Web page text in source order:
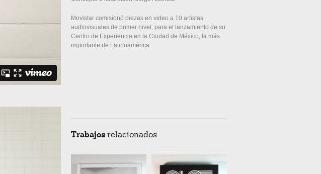
Movistar comisionó piezas en video a 10 artistas
audiovisuales de primer nivel, para el lanzamiento de su
Centro de Experiencia en la Ciudad de México, la más
importante de Latinoamérica.
Trabajosrelacionados